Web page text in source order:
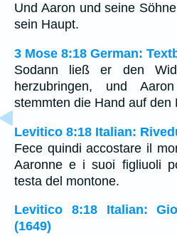
Und Aaron und seine
sein Haupt.
3 Mose 8:18 German:
Sodann ließ er den
herzubringen, und
stemmten die Hand auf den
Levitico 8:18 Italian:
Fece quindi accostare il
Aaronne e i suoi figliuoli
testa del montone.
Levitico 8:18 Italian:
(1649)